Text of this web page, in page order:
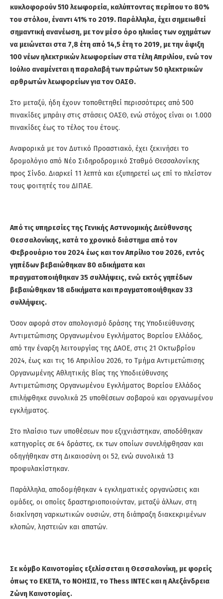
κυκλοφορούν 510 λεωφορεία, καλύπτοντας περίπου το 80%
του στόλου, έναντι 41% το 2019. Παράλληλα, έχει σημειωθεί
σημαντική ανανέωση, με τον μέσο όρο ηλικίας των οχημάτων
να μειώνεται στα 7,8 έτη από 14,5 έτη το 2019, με την άφιξη
100 νέων ηλεκτρικών λεωφορείων στα τέλη Απριλίου, ενώ τον
Ιούλιο αναμένεται η παραλαβή των πρώτων 50 ηλεκτρικών
αρθρωτών λεωφορείων για τον ΟΑΣΘ.
Στο μεταξύ, ήδη έχουν τοποθετηθεί περισσότερες από 500
πινακίδες μπράιγ στις στάσεις ΟΑΣΘ, ενώ στόχος είναι οι 1.000
πινακίδες έως το τέλος του έτους.
Αναφορικά με τον Δυτικό Προαστιακό, έχει ξεκινήσει το
δρομολόγιο από Νέο Σιδηροδρομικό Σταθμό Θεσσαλονίκης
προς Σίνδο. Διαρκεί 11 λεπτά και εξυπηρετεί ως επί το πλείστον
τους φοιτητές του ΔΙΠΑΕ.
Από τις υπηρεσίες της Γενικής Αστυνομικής Διεύθυνσης
Θεσσαλονίκης, κατά το χρονικό διάστημα από τον
Φεβρουάριο του 2024 έως και τον Απρίλιο του 2026, εντός
γηπέδων βεβαιώθηκαν 80 αδικήματα και
πραγματοποιήθηκαν 35 συλλήψεις, ενώ εκτός γηπέδων
βεβαιώθηκαν 18 αδικήματα και πραγματοποιήθηκαν 33
συλλήψεις.
Όσον αφορά στον απολογισμό δράσης της Υποδιεύθυνσης
Αντιμετώπισης Οργανωμένου Εγκλήματος Βορείου Ελλάδος,
από την έναρξη λειτουργίας της ΔΑΟΕ, στις 21 Οκτωβρίου
2024, έως και τις 16 Απριλίου 2026, το Τμήμα Αντιμετώπισης
Οργανωμένης Αθλητικής Βίας της Υποδιεύθυνσης
Αντιμετώπισης Οργανωμένου Εγκλήματος Βορείου Ελλάδος
επιλήφθηκε συνολικά 25 υποθέσεων σοβαρού και οργανωμένου
εγκλήματος.
Στο πλαίσιο των υποθέσεων που εξιχνιάστηκαν, αποδόθηκαν
κατηγορίες σε 64 δράστες, εκ των οποίων συνελήφθησαν και
οδηγήθηκαν στη Δικαιοσύνη οι 52, ενώ συνολικά 13
προφυλακίστηκαν.
Παράλληλα, αποδομήθηκαν 4 εγκληματικές οργανώσεις και
ομάδες, οι οποίες δραστηριοποιούνταν, μεταξύ άλλων, στη
διακίνηση ναρκωτικών ουσιών, στη διάπραξη διακεκριμένων
κλοπών, ληστειών και απατών.
Σε κόμβο Καινοτομίας εξελίσσεται η Θεσσαλονίκη, με φορείς
όπως το ΕΚΕΤΑ, το ΝΟΗΣΙΣ, τοThess INTEC και η Αλεξάνδρεια
Ζώνη Καινοτομίας.